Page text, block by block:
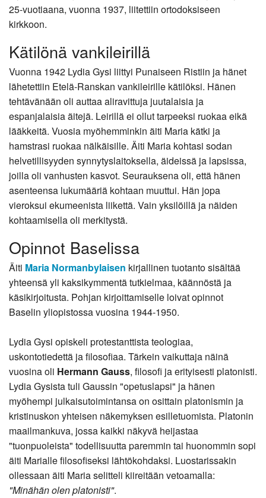
25-vuotiaana, vuonna 1937, liitettiin ortodoksiseen
kirkkoon.
Kätilönä vankileirillä
Vuonna 1942 Lydia Gysi liittyi Punaiseen Ristiin ja hänet
lähetettiin Etelä-Ranskan vankileirille kätilöksi. Hänen
tehtävänään oli auttaa aliravittuja juutalaisia ja
espanjalaisia äitejä. Leirillä ei ollut tarpeeksi ruokaa eikä
lääkkeitä. Vuosia myöhemminkin äiti Maria kätki ja
hamstrasi ruokaa nälkäisille. Äiti Maria kohtasi sodan
helvetillisyyden synnytyslaitoksella, äideissä ja lapsissa,
joilla oli vanhusten kasvot. Seurauksena oli, että hänen
asenteensa lukumääriä kohtaan muuttui. Hän jopa
vieroksui ekumeenista liikettä. Vain yksilöillä ja näiden
kohtaamisella oli merkitystä.
Opinnot Baselissa
Äiti Maria Normanbylaisen kirjallinen tuotanto sisältää
yhteensä yli kaksikymmentä tutkielmaa, käännöstä ja
käsikirjoitusta. Pohjan kirjoittamiselle loivat opinnot
Baselin yliopistossa vuosina 1944-1950.
Lydia Gysi opiskeli protestanttista teologiaa,
uskontotiedettä ja filosofiaa. Tärkein vaikuttaja näinä
vuosina oli Hermann Gauss, filosofi ja erityisesti platonisti.
Lydia Gysista tuli Gaussin "opetuslapsi" ja hänen
myöhempi julkaisutoimintansa on osittain platonismin ja
kristinuskon yhteisen näkemyksen esilletuomista. Platonin
maailmankuva, jossa kaikki näkyvä heijastaa
"tuonpuoleista" todellisuutta paremmin tai huonommin sopi
äiti Marialle filosofiseksi lähtökohdaksi. Luostarissakin
ollessaan äiti Maria selitteli kiireitään vetoamalla:
"Minähän olen platonisti".